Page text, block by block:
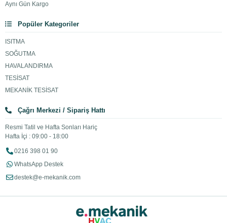
Aynı Gün Kargo
Popüler Kategoriler
ISITMA
SOĞUTMA
HAVALANDIRMA
TESİSAT
MEKANİK TESİSAT
Çağrı Merkezi / Sipariş Hattı
Resmi Tatil ve Hafta Sonları Hariç
Hafta İçi : 09:00 - 18:00
0216 398 01 90
WhatsApp Destek
destek@e-mekanik.com